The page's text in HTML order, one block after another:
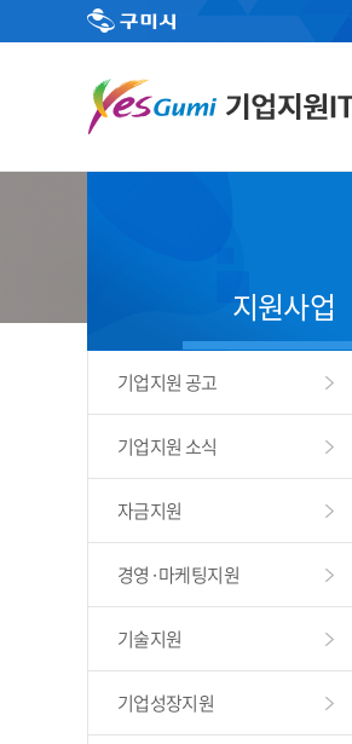
지원사업
기업지원 공고
기업지원 소식
자금지원
경영·마케팅지원
기술지원
기업성장지원